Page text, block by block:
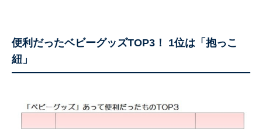
便利だったベビーグッズTOP3！ 1位は「抱っこ
紐」